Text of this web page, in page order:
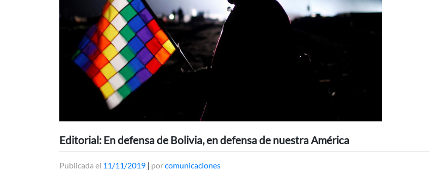
Editorial: En defensa de Bolivia, en defensa de nuestra América
Publicada el 11/11/2019 | porcomunicaciones